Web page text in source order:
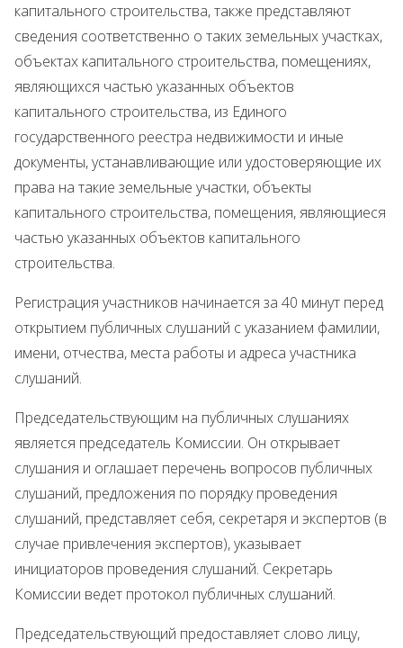
капитального строительства, также представляют
сведения соответственно о таких земельных участках,
объектах капитального строительства, помещениях,
являющихся частью указанных объектов
капитального строительства, из Единого
государственного реестра недвижимости и иные
документы, устанавливающие или удостоверяющие их
права на такие земельные участки, объекты
капитального строительства, помещения, являющиеся
частью указанных объектов капитального
строительства.
Регистрация участников начинается за 40 минут перед
открытием публичных слушаний с указанием фамилии,
имени, отчества, места работы и адреса участника
слушаний.
Председательствующим на публичных слушаниях
является председатель Комиссии. Он открывает
слушания и оглашает перечень вопросов публичных
слушаний, предложения по порядку проведения
слушаний, представляет себя, секретаря и экспертов (в
случае привлечения экспертов), указывает
инициаторов проведения слушаний. Секретарь
Комиссии ведет протокол публичных слушаний.
Председательствующий предоставляет слово лицу,